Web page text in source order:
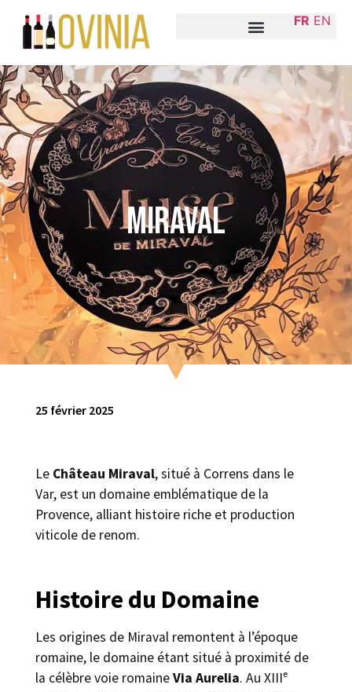
FR EN
Miraval
25 février 2025
Le Château Miraval, situé à Correns dans le
Var, est un domaine emblématique de la
Provence, alliant histoire riche et production
viticole de renom.
Histoire du Domaine
Les origines de Miraval remontent à l’époque
romaine, le domaine étant situé à proximité de
la célèbre voie romaineVia Aurelia. Au XIIIᵉ